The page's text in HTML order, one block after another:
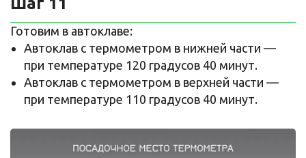
Готовим в автоклаве:
Автоклав с термометром в нижней части —
при температуре 120 градусов 40 минут.
Автоклав с термометром в верхней части —
при температуре 110 градусов 40 минут.